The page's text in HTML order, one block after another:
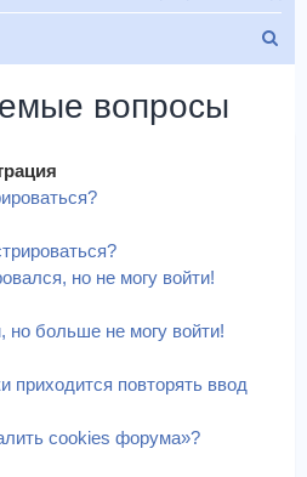
вопросы
но не могу войти!
но больше не могу войти!
приходится повторять ввод
cookies форума»?